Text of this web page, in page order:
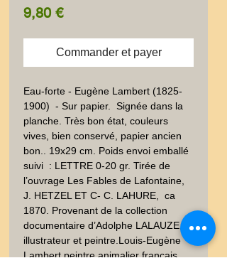
9,80 €Prix
Commander et payer
Eau-forte - Eugène Lambert (1825-
1900)  - Sur papier.  Signée dans la
planche. Très bon état, couleurs
vives, bien conservé, papier ancien
bon.. 19x29 cm. Poids envoi emballé
suivi  : LETTRE 0-20 gr. Tirée de
l’ouvrage Les Fables de Lafontaine,
J. HETZEL ET C- C. LAHURE,  ca
1870. Provenant de la collection
documentaire d’Adolphe LALAUZE,
illustrateur et peintre.Louis-Eugène
Lambert,peintre animalier français.